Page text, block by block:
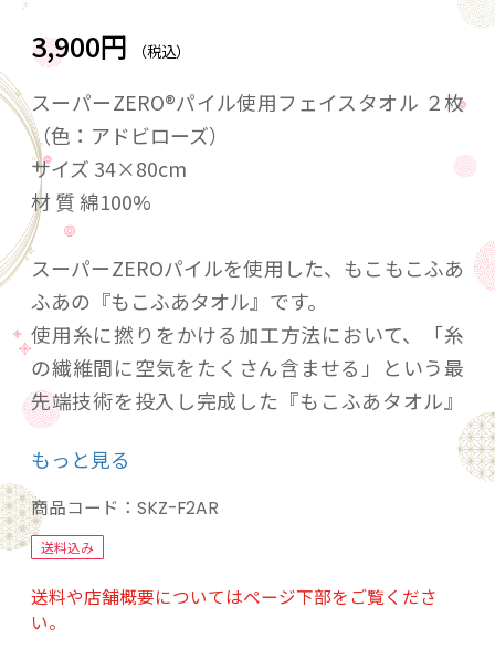
3,900円 （税込）
スーパーZERO®パイル使用フェイスタオル ２枚
（色：アドビローズ）
サイズ 34×80cm
材 質 綿100%
スーパーZEROパイルを使用した、もこもこふあ
ふあの『もこふあタオル』です。
使用糸に撚りをかける加工方法において、「糸
の繊維間に空気をたくさん含ませる」という最
先端技術を投入し完成した『もこふあタオル』
は、柔らかくて、水分をたくさん吸い取り、通
気性が良いので乾燥も速いのが特徴です。さら
に『もこふあタオル』の特殊撚り構造は、洗っ
ても空気の空洞をつぶさず、洗えば洗うほどパ
イルが浮きだって膨らんでいく感覚です。
泉州タオル【日本製】
もっと見る
商品コード： SKZ-F2AR
送料込み
送料や店舗概要についてはページ下部をご覧くださ
い。